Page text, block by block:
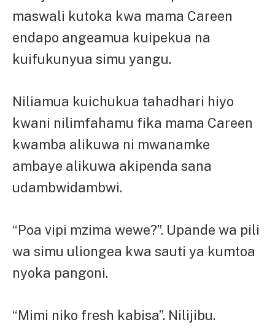
maswali kutoka kwa mama Careen
endapo angeamua kuipekua na
kuifukunyua simu yangu.
Niliamua kuichukua tahadhari hiyo
kwani nilimfahamu fika mama Careen
kwamba alikuwa ni mwanamke
ambaye alikuwa akipenda sana
udambwidambwi.
“Poa vipi mzima wewe?”. Upande wa pili
wa simu uliongea kwa sauti ya kumtoa
nyoka pangoni.
“Mimi niko fresh kabisa”. Nilijibu.